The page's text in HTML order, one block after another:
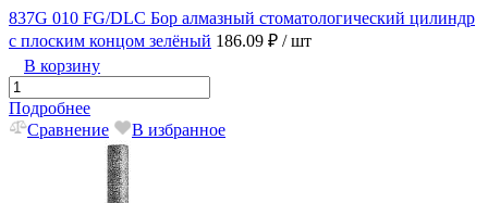
837G 010 FG/DLC Бор алмазный стоматологический цилиндр
с плоским концом зелёный 186.09 ₽ / шт
В корзину
Подробнее
Сравнение
В избранное